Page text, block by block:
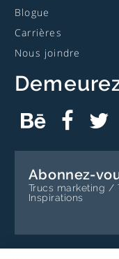
Blogue
Carrières
Nous joindre
Page
Behance
Bissonnette
Impact
Ce
un
onglet
Page
Impact
Ce
lien
un
onglet
Abonnez-
Trucs marketing /
Inspirations